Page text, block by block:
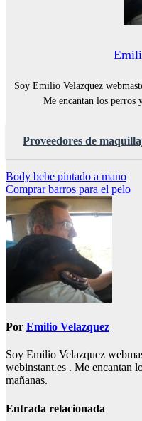
Soy Emilio Velazquez
Me encantan los perros
Proveedores de
Navegación
de
entradas
Body bebe pintado a mano
Comprar barros para el pelo
Por Emilio Velazquez
Soy Emilio Velazquez
webinstant.es . Me encantan
mañanas.
Entrada relacionada